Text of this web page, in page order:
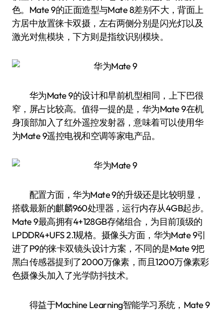
色。Mate 9的正面造型与Mate 8差别不大，背面上
方居中放置徕卡双摄，左右两侧分别是闪光灯以及
激光对焦模块，下方则是指纹识别模块。
华为Mate 9的设计和早前机型相同，上下巴很
窄，屏占比较高。值得一提的是，华为Mate 9在机
身顶部加入了红外遥控发射器，意味着可以使用华
为Mate 9遥控电视和空调等家电产品。
配置方面，华为Mate 9的升级还是比较明显，
搭载最新的麒麟960处理器，运行内存从4GB起步。
Mate 9最高拥有4+128GB存储组合，为目前顶级的
LPDDR4+UFS 2.1规格。摄像头方面，华为Mate 9引
进了P9的徕卡双镜头设计方案，不同的是Mate 9把
黑白传感器提到了2000万像素，而且1200万像素彩
色摄像头加入了光学防抖技术。
得益于Machine Learning智能学习系统，Mate 9